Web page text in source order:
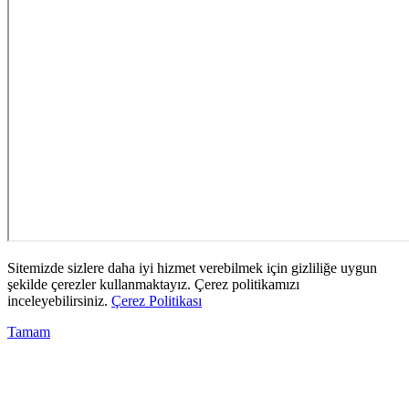
Sitemizde sizlere daha iyi hizmet verebilmek için gizliliğe uygun
şekilde çerezler kullanmaktayız. Çerez politikamızı
inceleyebilirsiniz. Çerez Politikası
Tamam